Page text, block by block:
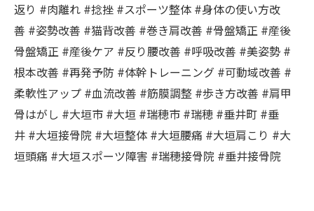
返り #肉離れ #捻挫 #スポーツ整体 #身体の使い方改
善 #姿勢改善 #猫背改善 #巻き肩改善 #骨盤矯正 #産後
骨盤矯正 #産後ケア #反り腰改善 #呼吸改善 #美姿勢 #
根本改善 #再発予防 #体幹トレーニング #可動域改善 #
柔軟性アップ #血流改善 #筋膜調整 #歩き方改善 #肩甲
骨はがし #大垣市 #大垣 #瑞穂市 #瑞穂 #垂井町 #垂
井 #大垣接骨院 #大垣整体 #大垣腰痛 #大垣肩こり #大
垣頭痛 #大垣スポーツ障害 #瑞穂接骨院 #垂井接骨院